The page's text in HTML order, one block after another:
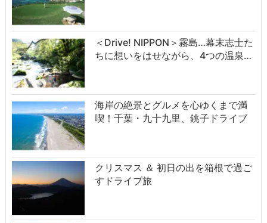
＜Drive! NIPPON＞霧島…幕末志士た
ちに想いをはせながら、4つの温泉…
海岸の絶景とグルメを心ゆくまで満
喫！千葉・九十九里、銚子ドライブ
クリスマス ＆ 初日の出を箱根で過ご
すドライブ旅